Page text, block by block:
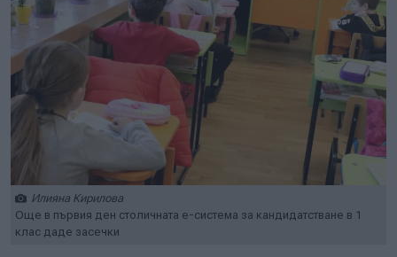
Илияна Кирилова
Още в първия ден столичната е-система за кандидатстване в 1
клас даде засечки